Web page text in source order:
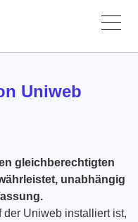
Uniweb
gleichberechtigten
unabhängig
der Uniweb installiert ist,